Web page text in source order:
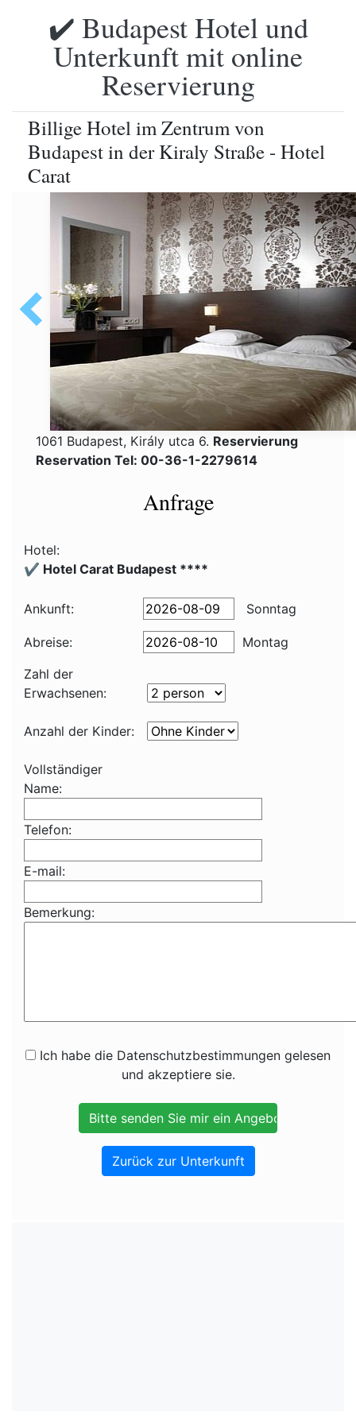
✔️ Budapest Hotel und
Unterkunft mit online
Reservierung
Billige Hotel im Zentrum von
Budapest in der Kiraly Straße - Hotel
Carat
1061 Budapest, Király utca 6. Reservierung
Reservation Tel: 00-36-1-2279614
Anfrage
Hotel:
✔️ Hotel Carat Budapest ****
Ankunft: Sonntag
Abreise:
Montag
Zahl der
Erwachsenen:
Anzahl der Kinder:
Vollständiger
Name:
Telefon:
E-mail:
Bemerkung:
Ich habe die Datenschutzbestimmungen gelesen
und akzeptiere sie.
Zurück zur Unterkunft